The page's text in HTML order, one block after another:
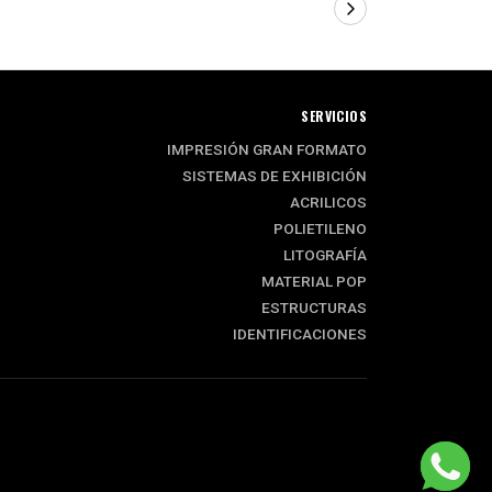
SERVICIOS
IMPRESIÓN GRAN FORMATO
SISTEMAS DE EXHIBICIÓN
ACRILICOS
POLIETILENO
LITOGRAFÍA
MATERIAL POP
ESTRUCTURAS
IDENTIFICACIONES